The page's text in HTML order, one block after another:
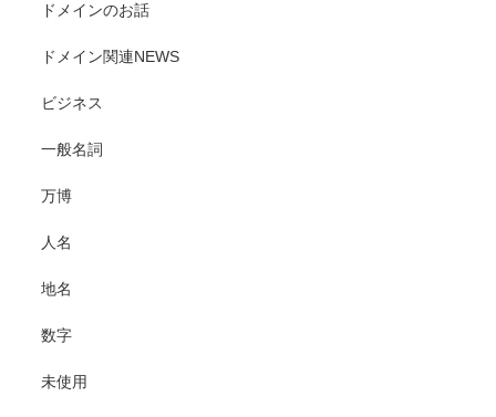
ドメインのお話
ドメイン関連NEWS
ビジネス
一般名詞
万博
人名
地名
数字
未使用